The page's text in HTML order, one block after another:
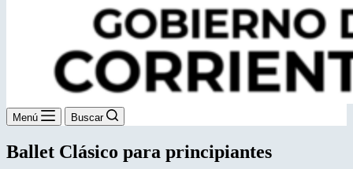
Menú Buscar
Ballet Clásico para principiantes